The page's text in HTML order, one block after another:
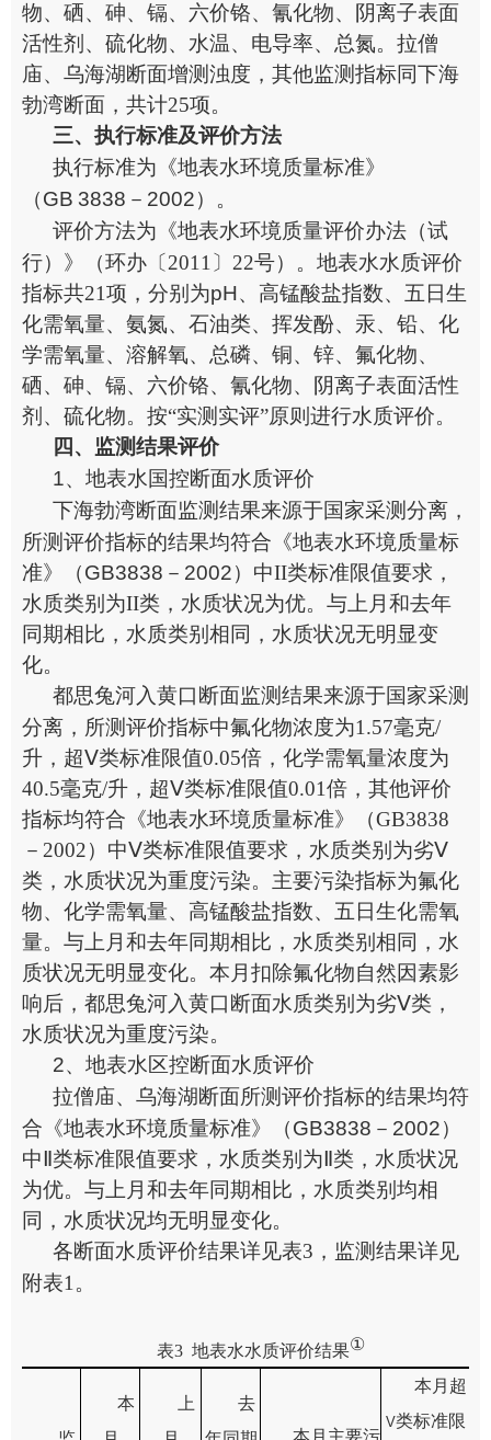
物、硒、砷、镉、六价铬、氰化物、阴离子表面
活性剂、硫化物、水温、电导率、总氮。拉僧
庙、乌海湖断面增测浊度，其他监测指标同下海
勃湾断面，共计25项。
三、执行标准及评价方法
执行标准为 《地表水环境质量标准》
（GB 3838 － 2002）。
评价方法为 《地表水环境质量评价办法（试
行）》（环办〔 2011 〕 22号） 。 地表水水质评价
指标共21项，分别为pH、高锰酸盐指数、五日生
化需氧量、氨氮、石油类、挥发酚、汞、铅、化
学需氧量、溶解氧、总磷、铜、锌、氟化物、
硒、砷、镉、六价铬、氰化物、阴离子表面活性
剂、硫化物。按“实测实评”原则进行水质评价。
四、监测结果评价
1、 地表水国控断面水质评价
下海勃湾断面监测结果来源于国家采测分离，
所测评价指标的结果均符合《地表水环境质量标
准》（GB3838 － 2002）中II类标准限值要求，
水质类别为II类 ，水质状况为优。 与上月和去年
同期相比，水质类别相同，水质状况无明显变
化。
都思兔河入黄口断面监测结果来源于国家采测
分离，所测评价指标中氟化物浓度为1.57毫克/
升，超Ⅴ类标准限值0.05倍，化学需氧量浓度为
40.5毫克/升，超Ⅴ类标准限值0.01倍，其他评价
指标均符合《地表水环境质量标准》（GB3838
－ 2002）中Ⅴ类标准限值要求，水质类别为劣Ⅴ
类，水质状况为重度污染。主要污染指标为氟化
物、化学需氧量、高锰酸盐指数、五日生化需氧
量。与上月和去年同期相比，水质类别 相同， 水
质状况无明显变化。本月扣除氟化物自然因素影
响后，都思兔河入黄口断面水质类别为劣Ⅴ类，
水质状况为重度污染。
2、 地表水区控断面水质评价
拉僧庙、乌海湖断面所测评价指标的结果均符
合《地表水环境质量标准》（GB3838 － 2002）
中 Ⅱ类标准限值要求 ，水质类别为Ⅱ类，水质状况
为优。 与上月和去年同期相比，水质类别均相
同，水质状况均无明显变化。
各断面水质评价结果详见表3 ，监测结果详见
附表1 。
表3 地表水水质评价结果①
本
上
去
本月主要污
本月超
V类标准限